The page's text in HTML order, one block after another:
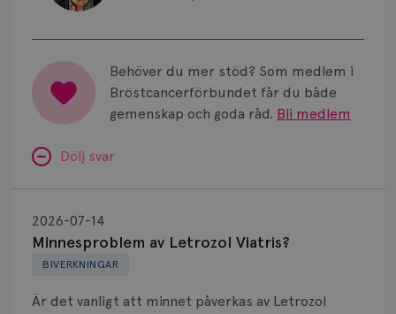
Behöver du mer stöd? Som medlem i
Bröstcancerförbundet får du både
gemenskap och goda råd. Bli medlem
Dölj svar
BIVERKNINGAR
Minnesproblem av Letrozol Viatris?
2026-07-14
Är det vanligt att minnet påverkas av Letrozol
Letrozol
Viatris?